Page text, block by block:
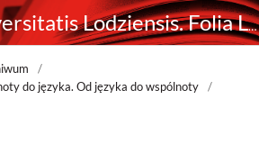
Acta Universitatis Lodziensis. Folia Linguistica
/
do języka. Od języka do wspólnoty
/